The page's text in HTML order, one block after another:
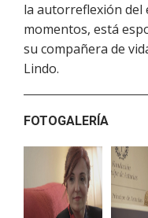
la autorreflexión del
momentos, está
su compañera de
Lindo.
FOTOGALERÍA